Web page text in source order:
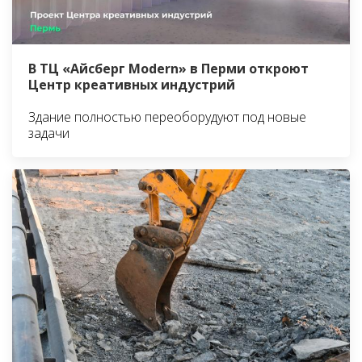
В ТЦ «Айсберг Modern» в Перми откроют
Центр креативных индустрий
Здание полностью переоборудуют под новые
задачи